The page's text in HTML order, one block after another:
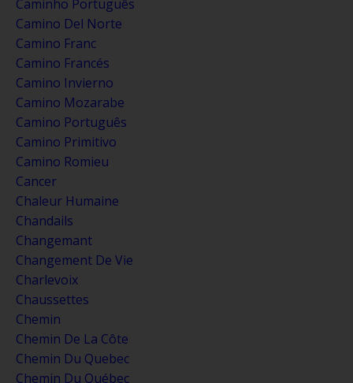
Caminho Português
Camino Del Norte
Camino Franc
Camino Francés
Camino Invierno
Camino Mozarabe
Camino Português
Camino Primitivo
Camino Romieu
Cancer
Chaleur Humaine
Chandails
Changemant
Changement De Vie
Charlevoix
Chaussettes
Chemin
Chemin De La Côte
Chemin Du Quebec
Chemin Du Québec